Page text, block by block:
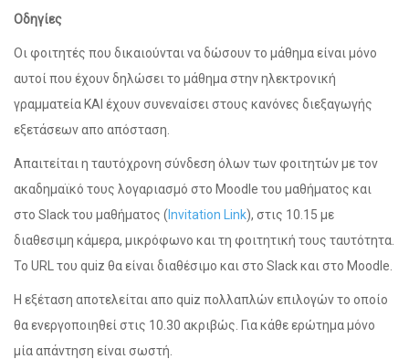
Οδηγίες
Οι φοιτητές που δικαιούνται να δώσουν το μάθημα είναι μόνο
αυτοί που έχουν δηλώσει το μάθημα στην ηλεκτρονική
γραμματεία ΚΑΙ έχουν συνεναίσει στους κανόνες διεξαγωγής
εξετάσεων απο απόσταση.
Απαιτείται η ταυτόχρονη σύνδεση όλων των φοιτητών με τον
ακαδημαϊκό τους λογαριασμό στο Moodle του μαθήματος και
στο Slack του μαθήματος ( Invitation Link), στις 10.15 με
διαθεσιμη κάμερα, μικρόφωνο και τη φοιτητική τους ταυτότητα.
Το URL του quiz θα είναι διαθέσιμο και στο Slack και στο Moodle.
H εξέταση αποτελείται απο quiz πολλαπλών επιλογών το οποίο
θα ενεργοποιηθεί στις 10.30 ακριβώς. Για κάθε ερώτημα μόνο
μία απάντηση είναι σωστή.